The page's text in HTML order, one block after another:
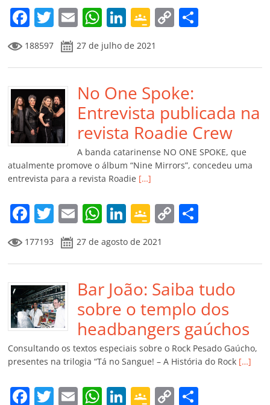
m
F
a
c
e
b
o
o
k
T
w
itt
er
E
m
ai
l
W
h
at
s
A
p
p
Li
n
k
e
dI
n
G
o
o
gl
e
Cl
a
ss
ro
o
m
C
y
Li
n
k
p
til
h
ar
188597 27 de julho de 2021
No One Spoke:
Entrevista publicada na
revista Roadie Crew
A banda catarinense NO ONE SPOKE, que
atualmente promove o álbum “Nine Mirrors”, concedeu uma
entrevista para a revista Roadie […]
F
a
c
e
b
o
o
k
T
w
itt
er
E
m
ai
l
W
at
s
A
p
p
Li
n
k
e
dI
n
G
o
o
gl
e
Cl
a
ss
ro
o
C
y
Li
n
k
p
ar
til
h
ar
177193 27 de agosto de 2021
Bar João: Saiba tudo
sobre o templo dos
headbangers gaúchos
Consultando os textos especiais sobre o Rock Pesado Gaúcho,
presentes na trilogia “Tá no Sangue! – A História do Rock […]
F T E W Li G C